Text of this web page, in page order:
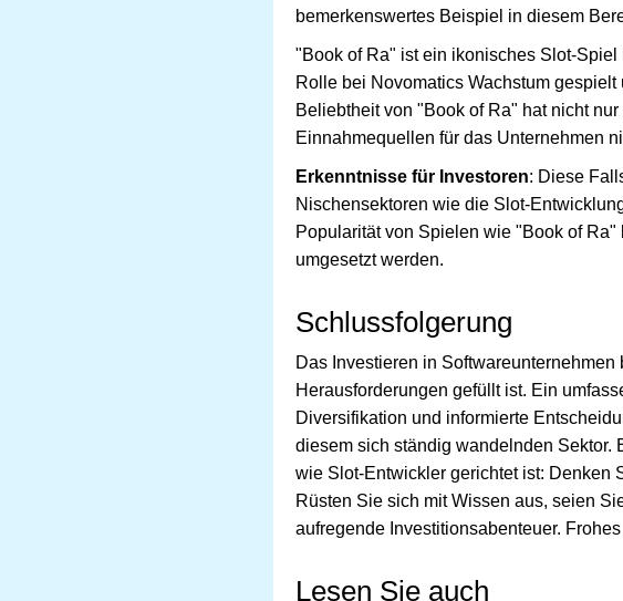
bemerkenswertes Beispiel in diesem
"Book of Ra" ist ein ikonisches Slot-
Rolle bei Novomatics Wachstum
Beliebtheit von "Book of Ra" hat nicht
Einnahmequellen für das Unternehmen
Erkenntnisse für Investoren: Diese
Nischensektoren wie die Slot-
Popularität von Spielen wie "Book of
umgesetzt werden.
Schlussfolgerung
Das Investieren in
Herausforderungen gefüllt ist. Ein
Diversifikation und informierte
diesem sich ständig wandelnden Sektor.
wie Slot-Entwickler gerichtet ist: Denken
Rüsten Sie sich mit Wissen aus, seien
aufregende Investitionsabenteuer.
Lesen Sie auch